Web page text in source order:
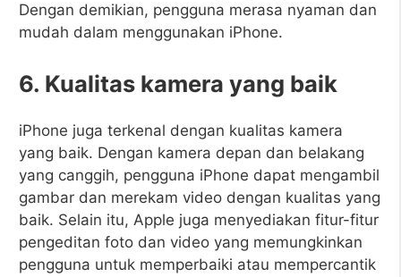
Dengan demikian, pengguna merasa nyaman dan
mudah dalam menggunakan iPhone.
6. Kualitas kamera yang baik
iPhone juga terkenal dengan kualitas kamera
yang baik. Dengan kamera depan dan belakang
yang canggih, pengguna iPhone dapat mengambil
gambar dan merekam video dengan kualitas yang
baik. Selain itu, Apple juga menyediakan fitur-fitur
pengeditan foto dan video yang memungkinkan
pengguna untuk memperbaiki atau mempercantik